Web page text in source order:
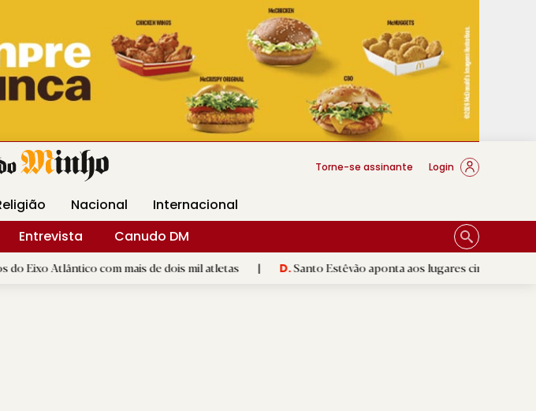
Livraria DM Arquidiocese Braga
Torne-se assinante Login
Nacional
Internacional
Entrevista
Canudo DM
com mais de dois mil atletas | D.Santo Estêvão aponta aos lugares cimeiros da Honra